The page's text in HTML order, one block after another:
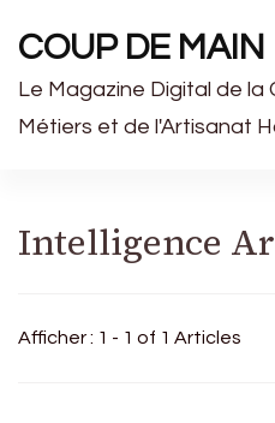
COUP DE MAIN
Le Magazine Digital de la
Métiers et de l'Artisanat
Intelligence
Afficher : 1 - 1 of 1 Articles